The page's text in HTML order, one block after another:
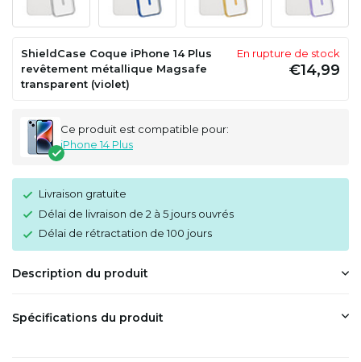
ShieldCase Coque iPhone 14 Plus
revêtement métallique Magsafe
transparent (violet)
En rupture de stock
€14,99
Ce produit est compatible pour:
iPhone 14 Plus
Livraison gratuite
Délai de livraison de 2 à 5 jours ouvrés
Délai de rétractation de 100 jours
Description du produit
Spécifications du produit